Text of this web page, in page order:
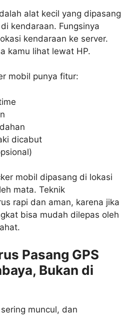
alat kecil yang dipasang
kendaraan. Fungsinya
kendaraan ke server.
kamu lihat lewat HP.
mobil punya fitur:
dicabut
mobil dipasang di lokasi
mata. Teknik
rapi dan aman, karena jika
bisa mudah dilepas oleh
Pasang GPS
Bukan di
muncul, dan